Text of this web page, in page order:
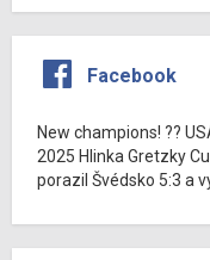
Facebook
New champions! ??
2025 Hlinka Gretzky
porazil Švédsko 5:3 a